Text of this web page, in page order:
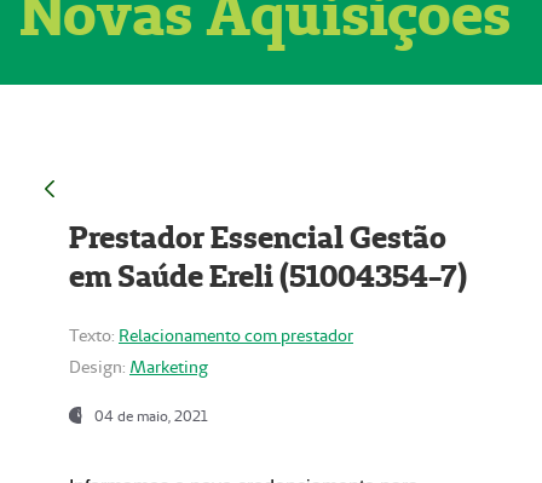
Prestador Essencial Gestão
em Saúde Ereli (51004354-7)
Texto: Relacionamento com prestador
Design: Marketing
04 de maio, 2021